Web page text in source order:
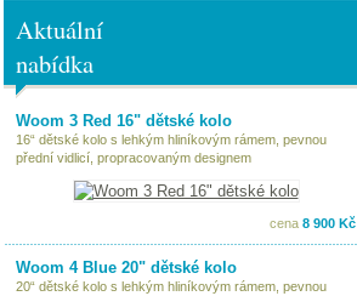
Aktuální
nabídka
Woom 3 Red 16" dětské kolo
16“ dětské kolo s lehkým hliníkovým rámem, pevnou
přední vidlicí, propracovaným designem
cena 8 900 Kč
Woom 4 Blue 20" dětské kolo
20“ dětské kolo s lehkým hliníkovým rámem, pevnou